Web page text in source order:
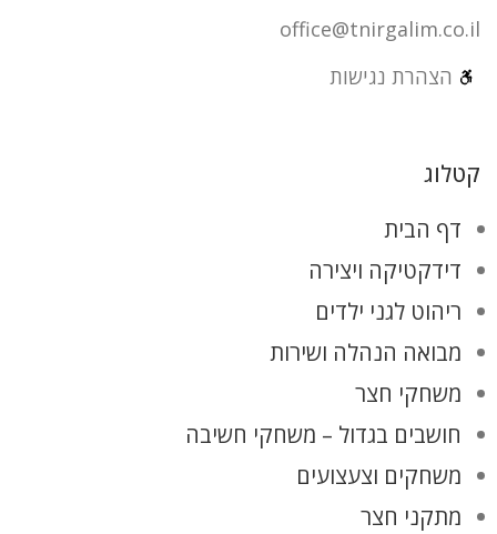
office@tnirgalim.co.il
הצהרת נגישות
קטלוג
דף הבית
דידקטיקה ויצירה
ריהוט לגני ילדים
מבואה הנהלה ושירות
משחקי חצר
חושבים בגדול – משחקי חשיבה
משחקים וצעצועים
מתקני חצר